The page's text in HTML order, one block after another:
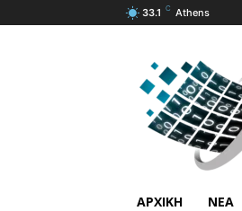
33.1 C Athens
ΑΡΧΙΚΗ ΝΕΑ